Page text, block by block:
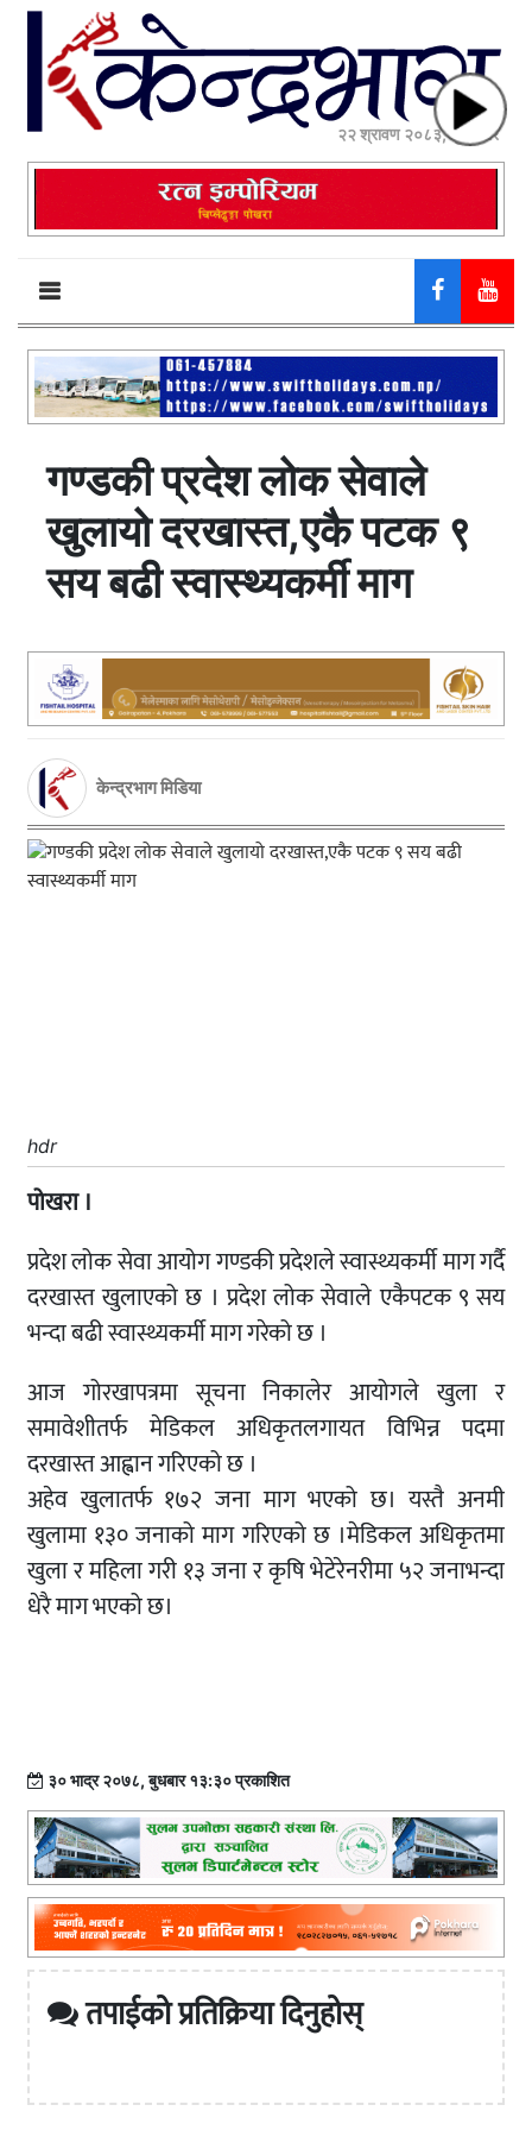
२२ श्रावण २०८३, शुक्रबार
गण्डकी प्रदेश लोक सेवाले
खुलायो दरखास्त,एकै पटक ९
सय बढी स्वास्थ्यकर्मी माग
केन्द्रभाग मिडिया
hdr
पोखरा ।
प्रदेश लोक सेवा आयोग गण्डकी प्रदेशले स्वास्थ्यकर्मी माग गर्दै
दरखास्त खुलाएको छ । प्रदेश लोक सेवाले एकैपटक ९ सय
भन्दा बढी स्वास्थ्यकर्मी माग गरेको छ ।
आज गोरखापत्रमा सूचना निकालेर आयोगले खुला र
समावेशीतर्फ मेडिकल अधिकृतलगायत विभिन्न पदमा
दरखास्त आह्वान गरिएको छ ।
अहेव खुलातर्फ १७२ जना माग भएको छ। यस्तै अनमी
खुलामा १३० जनाको माग गरिएको छ ।मेडिकल अधिकृतमा
खुला र महिला गरी १३ जना र कृषि भेटेरेनरीमा ५२ जनाभन्दा
धेरै माग भएको छ।
३० भाद्र २०७८, बुधबार १३:३० प्रकाशित
तपाईको प्रतिक्रिया दिनुहोस्